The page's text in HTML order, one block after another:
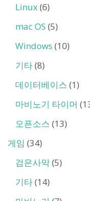
Linux(6)
mac OS (5)
Windows (10)
기타(8)
데이터베이스 (1)
마비노기 타이머
오픈소스 (13)
게임 (34)
검은사막(5)
기타(14)